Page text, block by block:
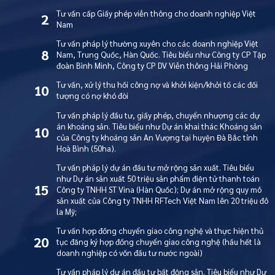
2
Tư vấn cấp Giấy phép viễn thông cho doanh nghiệp Việt
Nam
8
Tư vấn pháp lý thường xuyên cho các doanh nghiệp Việt
Nam, Trung Quốc, Hàn Quốc. Tiêu biểu như Công ty CP Tập
đoàn Bình Minh, Công ty CP DV Viễn thông Hải Phòng
10
Tư vấn, xử lý thu hồi công nợ và khởi kiện/khởi tố các đối
tượng có nợ khó đòi
10
Tư vấn pháp lý đầu tư, giấy phép, chuyển nhượng các dự
án khoáng sản. Tiêu biểu như Dự án khai thác Khoáng sản
của Công ty khoáng sản An Vượng tại huyện Đà Bắc tỉnh
Hoà Bình (50ha).
15
Tư vấn pháp lý dự án đầu tư mở rộng sản xuất. Tiêu biểu
như Dự án sản xuất 50 triệu sản phẩm điện tử thanh toán
Công ty TNHH ST Vina (Hàn Quốc); Dự án mở rộng quy mô
sản xuất của Công ty TNHH RFTech Việt Nam lên 20 triệu đô
la Mỹ;
20
Tư vấn hợp đồng chuyển giao công nghệ và thực hiện thủ
tục đăng ký hợp đồng chuyển giao công nghệ (hầu hết là
doanh nghiệp có vốn đầu tư nước ngoài)
Tư vấn pháp lý dự án đầu tư bất động sản. Tiêu biểu như Dự